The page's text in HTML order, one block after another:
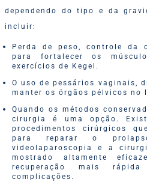
dependendo do tipo e da
incluir:
Perda de peso, controle da
para fortalecer os
exercícios de Kegel.
O uso de pessários vaginais,
manter os órgãos pélvicos no
Quando os métodos
cirurgia é uma opção.
procedimentos cirúrgicos
para reparar o
videolaparoscopia e a
mostrado altamente
recuperação mais
complicações.